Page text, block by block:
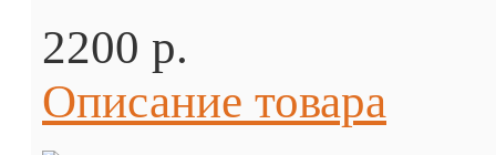
2200 p.
Описание товара